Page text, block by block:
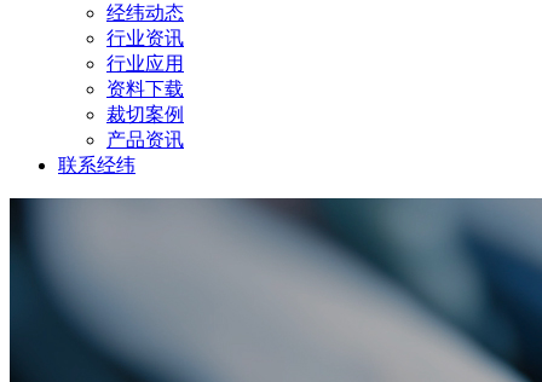
经纬动态
行业资讯
行业应用
资料下载
裁切案例
产品资讯
联系经纬